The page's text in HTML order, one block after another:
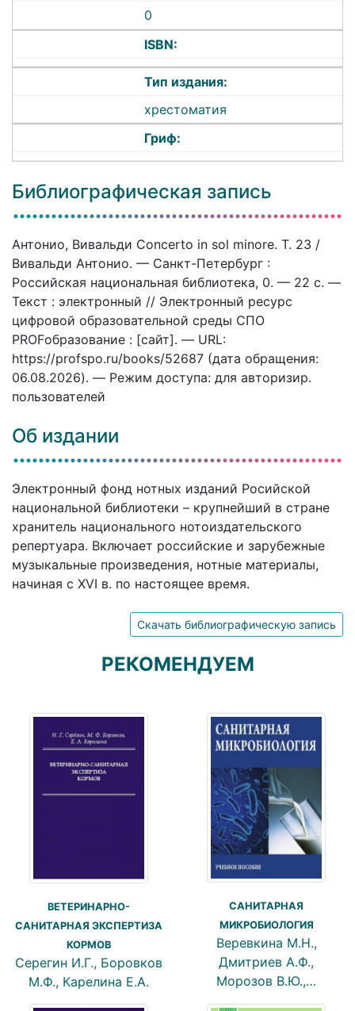
0
ISBN:
Тип издания:
хрестоматия
Гриф:
Библиографическая запись
Антонио, Вивальди Concerto in sol minore. Т. 23 /
Вивальди Антонио. — Санкт-Петербург :
Российская национальная библиотека, 0. — 22 c. —
Текст : электронный // Электронный ресурс
цифровой образовательной среды СПО
PROFобразование : [сайт]. — URL:
https://profspo.ru/books/52687 (дата обращения:
06.08.2026). — Режим доступа: для авторизир.
пользователей
Об издании
Электронный фонд нотных изданий Росийской
национальной библиотеки – крупнейший в стране
хранитель национального нотоиздательского
репертуара. Включает российские и зарубежные
музыкальные произведения, нотные материалы,
начиная с XVI в. по настоящее время.
Скачать библиографическую запись
РЕКОМЕНДУЕМ
ВЕТЕРИНАРНО-
САНИТАРНАЯ ЭКСПЕРТИЗА
КОРМОВ
Серегин И.Г., Боровков
М.Ф., Карелина Е.А.
САНИТАРНАЯ
МИКРОБИОЛОГИЯ
Веревкина М.Н.,
Дмитриев А.Ф.,
Морозов В.Ю.,…